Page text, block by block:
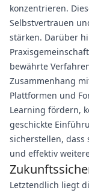
konzentrieren.
Selbstvertrauen
stärken. Darüber
bewährte
Zusammenhang
Plattformen und
Learning fördern,
geschickte
sicherstellen,
und effektiv
Letztendlich liegt